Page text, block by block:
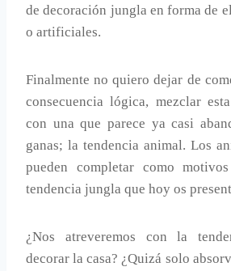
de decoración jungla en forma de
o artificiales.
Finalmente no quiero dejar de
consecuencia lógica, mezclar
con una que parece ya casi
ganas; la tendencia animal. Los
pueden completar como
tendencia jungla que hoy os
¿Nos atreveremos con la
decorar la casa? ¿Quizá solo